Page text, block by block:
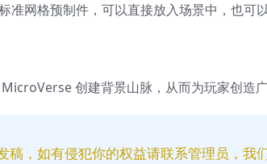
准网格预制件，可以直接放入场景中，也可
创建背景山脉，从而为玩家创造广
稿，如有侵犯你的权益请联系管理员，我